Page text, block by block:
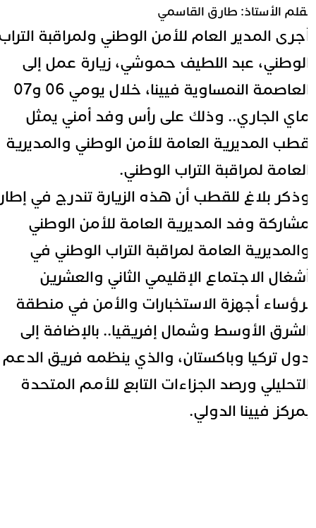
الأستاذ: طارق القاسمي
المدير العام للأمن الوطني ولمراقبة التراب
عبد اللطيف حموشي، زيارة عمل إلى
العاصمة النمساوية فيينا، خلال يومي 06 و07
الجاري.. وذلك على رأس وفد أمني يمثل
المديرية العامة للأمن الوطني والمديرية
لمراقبة التراب الوطني.
بلاغ للقطب أن هذه الزيارة تندرج في إطار
وفد المديرية العامة للأمن الوطني
العامة لمراقبة التراب الوطني في
الاجتماع الإقليمي الثاني والعشرين
أجهزة الاستخبارات والأمن في منطقة
الأوسط وشمال إفريقيا.. بالإضافة إلى
تركيا وباكستان، والذي ينظمه فريق الدعم
ورصد الجزاءات التابع للأمم المتحدة
فيينا الدولي.